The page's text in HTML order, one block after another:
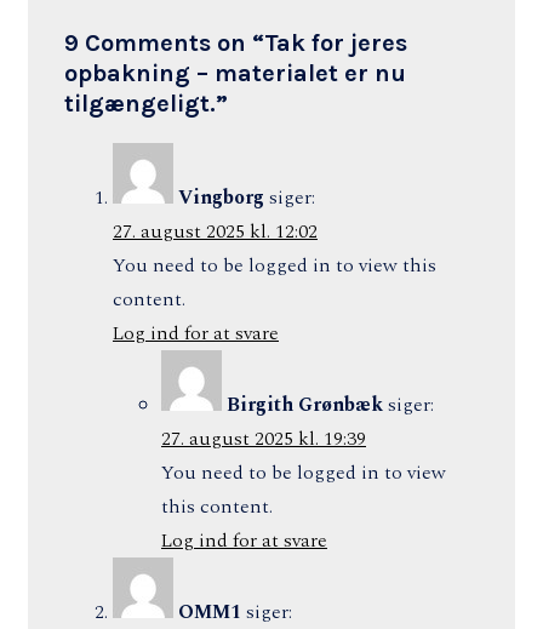
9 Comments on “Tak for jeres
opbakning – materialet er nu
tilgængeligt.”
Vingborg siger:
27. august 2025 kl. 12:02
You need to be logged in to view this
content.
Log ind for at svare
Birgith Grønbæksiger:
27. august 2025 kl. 19:39
You need to be logged in to view
this content.
Log ind for at svare
OMM1 siger: